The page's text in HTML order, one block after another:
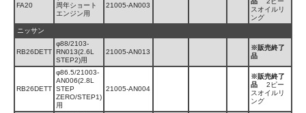
FA20
周年ショート
エンジン用
21005-AN003
スオイルリ
ング
ニッサン
RB26DETT
φ88/2103-
RN013(2.6L
STEP2)用
21005-AN013
※販売終了
品
RB26DETT
φ86.5/21003-
AN006(2.8L
STEP
ZERO/STEP1)
用
21005-AN004
※販売終了
品 2ピー
スオイルリ
ング